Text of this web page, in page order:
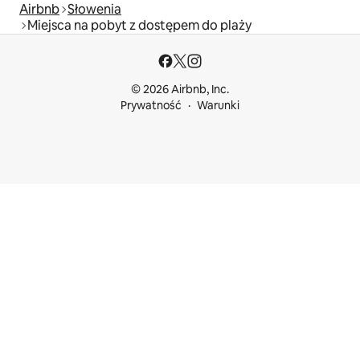
Airbnb Słowenia
Miejsca na pobyt z dostępem do plaży
© 2026 Airbnb, Inc.
Prywatność
Warunki